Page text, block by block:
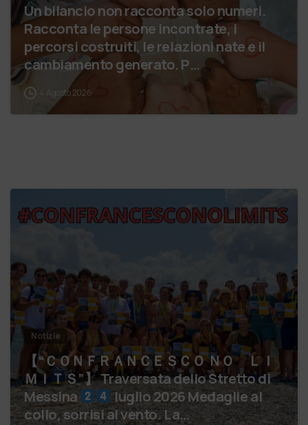
Un bilancio non racconta solo numeri.
Racconta le persone incontrate, i
percorsi costruiti, le relazioni nate e il
cambiamento generato. P…
4 Agosto 2026
Notizie
【 “ＣＯＮＦＲＡＮＣＥＳＣＯ ＮＯ ＬＩ
ＭＩＴＳ”】 Traversata dello Stretto di
Messina
luglio 2026 Medaglie al
collo, sorrisi al vento. La…